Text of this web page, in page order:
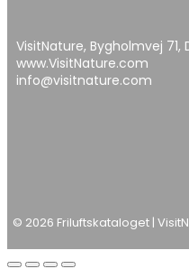
VisitNature, Bygholmvej 71,
www.VisitNature.com
info@visitnature.com
© 2026 Friluftskataloget |